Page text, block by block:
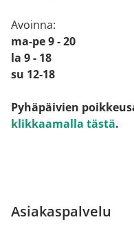
Avoinna:
ma-pe 9 - 20
la 9 - 18
su 12-18
Pyhäpäivien
klikkaamalla tästä.
Asiakaspalvelu